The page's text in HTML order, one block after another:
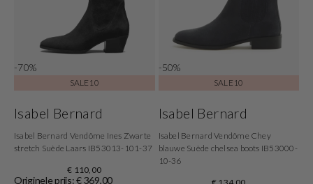
-70%
SALE10
Isabel Bernard
Isabel Bernard Vendôme Ines Zwarte
stretch Suède Laars IB53013-101-37
€ 110,00
Originele prijs: € 369,00
-50%
SALE10
Isabel Bernard
Isabel Bernard Vendôme Chey
blauwe Suède chelsea boots IB53000-
10-36